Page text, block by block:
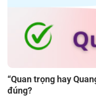
“Quan trọng hay
đúng?